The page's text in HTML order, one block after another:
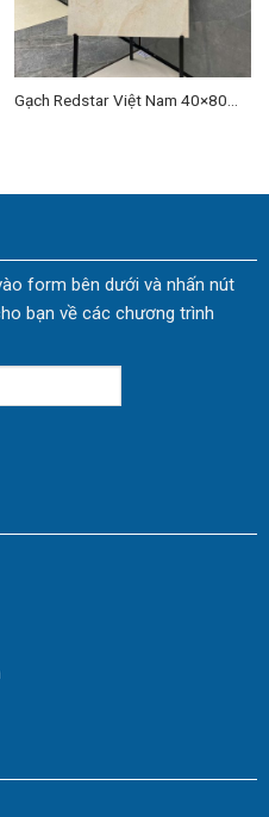
Gạch Redstar Việt Nam 40×80
form bên dưới và nhấn nút
bạn về các chương trình